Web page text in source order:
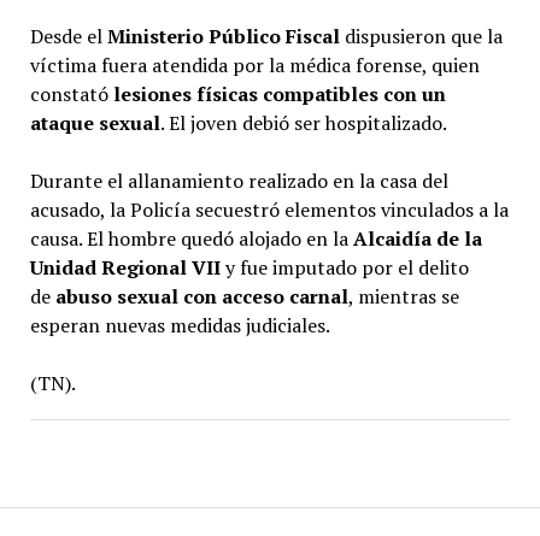
Desde elMinisterio Público Fiscaldispusieron que la
víctima fuera atendida por la médica forense, quien
constató lesiones físicas compatibles con un
ataque sexual. El joven debió ser hospitalizado.
Durante el allanamiento realizado en la casa del
acusado, la Policía secuestró elementos vinculados a la
causa. El hombre quedó alojado en laAlcaidía de la
Unidad Regional VIIy fue imputado por el delito
de abuso sexual con acceso carnal, mientras se
esperan nuevas medidas judiciales.
(TN).